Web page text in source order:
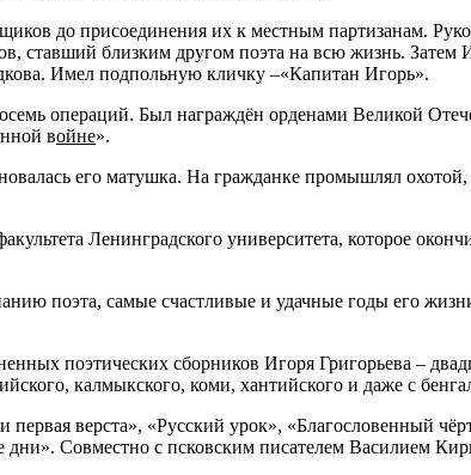
до присоединения их к местным партизанам.
ставший близким другом поэта на всю жизнь. Затем
Имел подпольную кличку –«Капитан Игорь».
операций. Был награждён орденами Великой
войне».
его матушка. На гражданке промышлял
Ле­нинградского университета, которое
поэта, самые счастливые и удачные годы его
поэтических сборников Игоря Григорьева –
калмыкского, коми, хантийского и даже с
верста», «Русский урок», «Благословенный
дни». Совместно с псковским писателем Василием